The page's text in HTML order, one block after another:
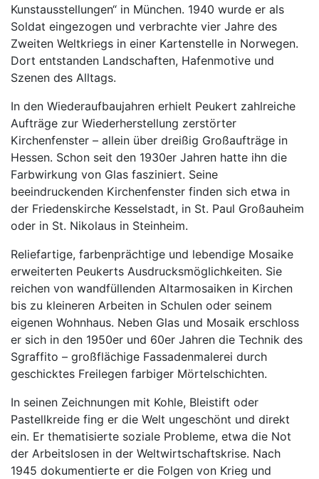
Kunstausstellungen“ in München. 1940 wurde er als
Soldat eingezogen und verbrachte vier Jahre des
Zweiten Weltkriegs in einer Kartenstelle in Norwegen.
Dort entstanden Landschaften, Hafenmotive und
Szenen des Alltags.
In den Wiederaufbaujahren erhielt Peukert zahlreiche
Aufträge zur Wiederherstellung zerstörter
Kirchenfenster – allein über dreißig Großaufträge in
Hessen. Schon seit den 1930er Jahren hatte ihn die
Farbwirkung von Glas fasziniert. Seine
beeindruckenden Kirchenfenster finden sich etwa in
der Friedenskirche Kesselstadt, in St. Paul Großauheim
oder in St. Nikolaus in Steinheim.
Reliefartige, farbenprächtige und lebendige Mosaike
erweiterten Peukerts Ausdrucksmöglichkeiten. Sie
reichen von wandfüllenden Altarmosaiken in Kirchen
bis zu kleineren Arbeiten in Schulen oder seinem
eigenen Wohnhaus. Neben Glas und Mosaik erschloss
er sich in den 1950er und 60er Jahren die Technik des
Sgraffito – großflächige Fassadenmalerei durch
geschicktes Freilegen farbiger Mörtelschichten.
In seinen Zeichnungen mit Kohle, Bleistift oder
Pastellkreide fing er die Welt ungeschönt und direkt
ein. Er thematisierte soziale Probleme, etwa die Not
der Arbeitslosen in der Weltwirtschaftskrise. Nach
1945 dokumentierte er die Folgen von Krieg und